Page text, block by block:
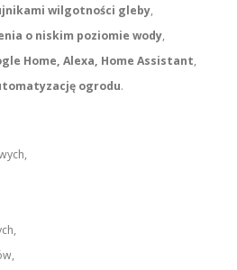
wilgotności gleby,
o niskim poziomie wody,
Home, Alexa, Home Assistant,
ogrodu.